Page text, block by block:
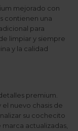
mejorado con
contienen una
para
limpiar y siempre
y la calidad
premium.
nuevo chasis de
su cochecito
marca actualizadas,